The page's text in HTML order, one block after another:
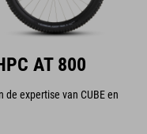
AT 800
expertise van CUBE en